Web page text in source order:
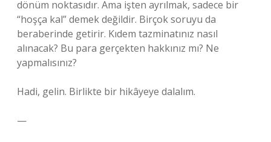
dönüm noktasıdır. Ama işten ayrılmak, sadece bir
“hoşça kal” demek değildir. Birçok soruyu da
beraberinde getirir. Kıdem tazminatınız nasıl
alınacak? Bu para gerçekten hakkınız mı? Ne
yapmalısınız?
Hadi, gelin. Birlikte bir hikâyeye dalalım.
—